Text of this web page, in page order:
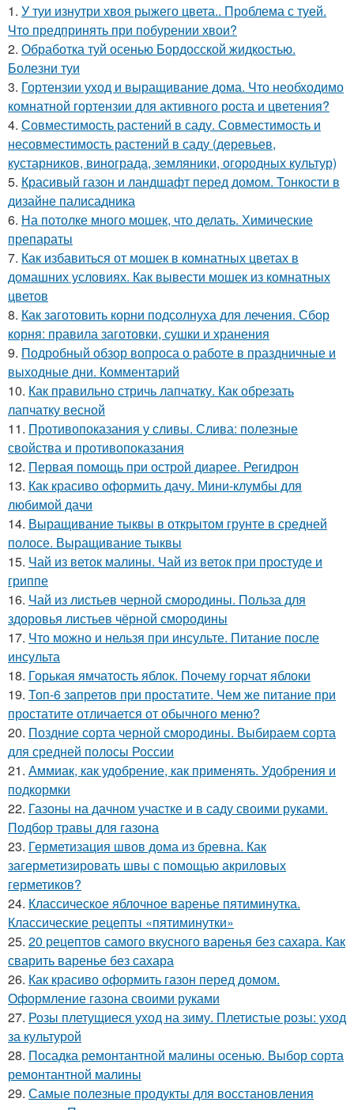
1. У туи изнутри хвоя рыжего цвета.. Проблема с туей.
Что предпринять при побурении хвои?
2. Обработка туй осенью Бордосской жидкостью.
Болезни туи
3. Гортензии уход и выращивание дома. Что необходимо
комнатной гортензии для активного роста и цветения?
4. Совместимость растений в саду. Совместимость и
несовместимость растений в саду (деревьев,
кустарников, винограда, земляники, огородных культур)
5. Красивый газон и ландшафт перед домом. Тонкости в
дизайне палисадника
6. На потолке много мошек, что делать. Химические
препараты
7. Как избавиться от мошек в комнатных цветах в
домашних условиях. Как вывести мошек из комнатных
цветов
8. Как заготовить корни подсолнуха для лечения. Сбор
корня: правила заготовки, сушки и хранения
9. Подробный обзор вопроса о работе в праздничные и
выходные дни. Комментарий
10. Как правильно стричь лапчатку. Как обрезать
лапчатку весной
11. Противопоказания у сливы. Слива: полезные
свойства и противопоказания
12. Первая помощь при острой диарее. Регидрон
13. Как красиво оформить дачу. Мини-клумбы для
любимой дачи
14. Выращивание тыквы в открытом грунте в средней
полосе. Выращивание тыквы
15. Чай из веток малины. Чай из веток при простуде и
гриппе
16. Чай из листьев черной смородины. Польза для
здоровья листьев чёрной смородины
17. Что можно и нельзя при инсульте. Питание после
инсульта
18. Горькая ямчатость яблок. Почему горчат яблоки
19. Топ-6 запретов при простатите. Чем же питание при
простатите отличается от обычного меню?
20. Поздние сорта черной смородины. Выбираем сорта
для средней полосы России
21. Аммиак, как удобрение, как применять. Удобрения и
подкормки
22. Газоны на дачном участке и в саду своими руками.
Подбор травы для газона
23. Герметизация швов дома из бревна. Как
загерметизировать швы с помощью акриловых
герметиков?
24. Классическое яблочное варенье пятиминутка.
Классические рецепты «пятиминутки»
25. 20 рецептов самого вкусного варенья без сахара. Как
сварить варенье без сахара
26. Как красиво оформить газон перед домом.
Оформление газона своими руками
27. Розы плетущиеся уход на зиму. Плетистые розы: уход
за культурой
28. Посадка ремонтантной малины осенью. Выбор сорта
ремонтантной малины
29. Самые полезные продукты для восстановления